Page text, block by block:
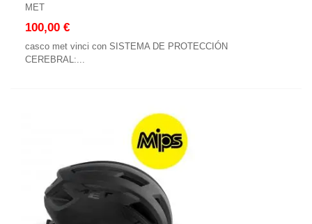
MET
100,00 €
casco met vinci con SISTEMA DE PROTECCIÓN
CEREBRAL:...